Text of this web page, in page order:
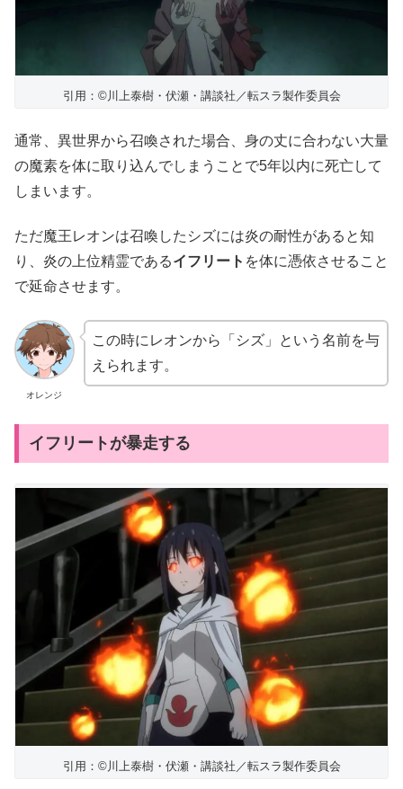
引用：©川上泰樹・伏瀬・講談社／転スラ製作委員会
通常、異世界から召喚された場合、身の丈に合わない大量
の魔素を体に取り込んでしまうことで5年以内に死亡して
しまいます。
ただ魔王レオンは召喚したシズには炎の耐性があると知
り、炎の上位精霊であるイフリート を体に憑依させること
で延命させます。
オレンジ
この時にレオンから「シズ」という名前を与
えられます。
イフリートが暴走する
引用：©川上泰樹・伏瀬・講談社／転スラ製作委員会